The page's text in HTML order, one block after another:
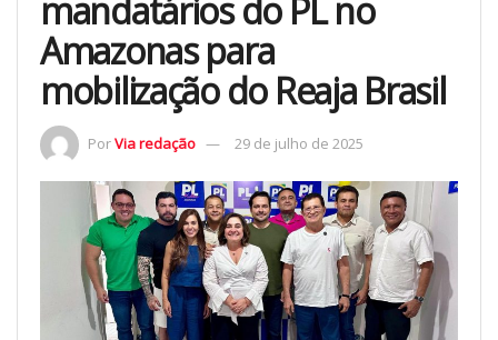
mandatários do PL no
Amazonas para
mobilização do Reaja Brasil
PorVia redação 29 de julho de 2025